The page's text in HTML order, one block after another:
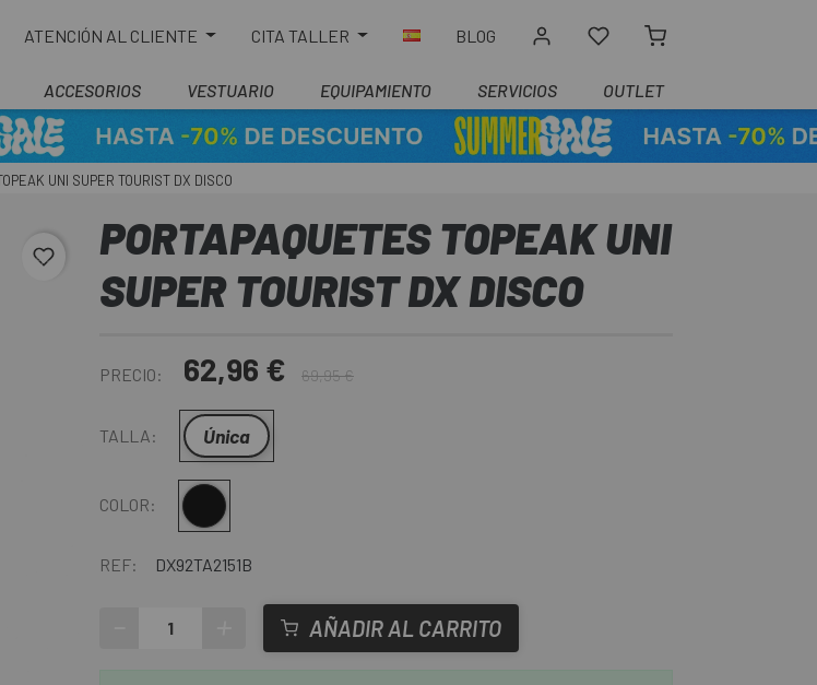
ATENCIÓN AL CLIENTE CITA TALLER BLOG
ACCESORIOS VESTUARIO EQUIPAMIENTO SERVICIOS OUTLET
UNI SUPER TOURIST DX DISCO
favorite_border
PORTAPAQUETES TOPEAK UNI
SUPER TOURIST DX DISCO
PRECIO: 62,96 € 69,95 €
TALLA: Única
COLOR: Negro
REF: DX92TA2151B
AÑADIR AL CARRITO